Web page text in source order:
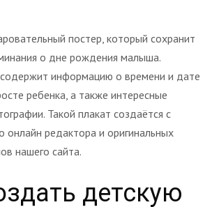
постер, который сохранит
о дне рождения малыша.
информацию о времени и дате
ребенка, а также интересные
Такой плакат создаётся с
редактора и оригинальных
нашего сайта.
детскую